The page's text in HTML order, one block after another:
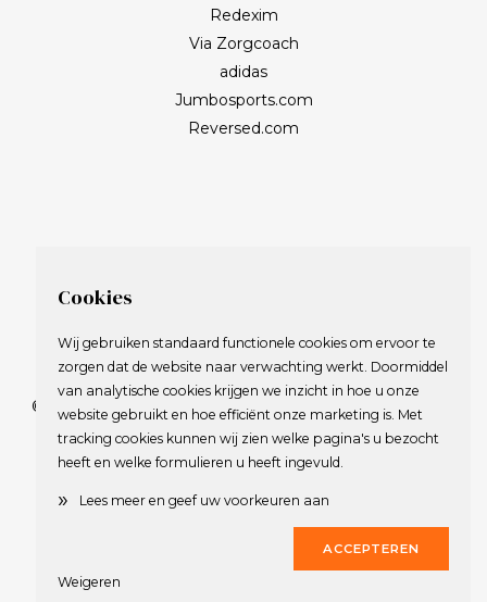
Redexim
Via Zorgcoach
adidas
Jumbosports.com
Reversed.com
© 2009-2023 Nederlandse Vereniging van Golfspelende
Journalisten.
Alle rechten voorbehouden.
Privacy Statement
Deze website werd gerealiseerd doorDirk
Cookies
Wij gebruiken standaard functionele cookies om ervoor te
zorgen dat de website naar verwachting werkt. Doormiddel
van analytische cookies krijgen we inzicht in hoe u onze
website gebruikt en hoe efficiënt onze marketing is. Met
tracking cookies kunnen wij zien welke pagina's u bezocht
heeft en welke formulieren u heeft ingevuld.
» Lees meer en geef uw voorkeuren aan
ACCEPTEREN
Weigeren